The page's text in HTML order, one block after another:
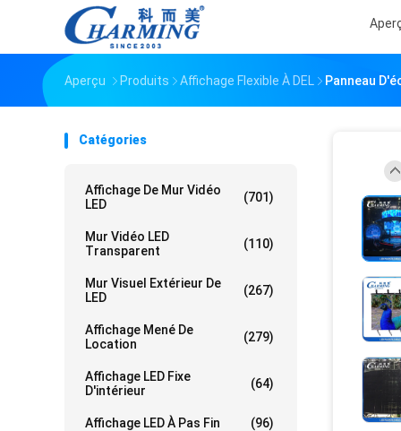
Aperçu Produits Affichage Flexible À DEL Panneau
Catégories
Affichage De Mur Vidéo
LED
(701)
Mur Vidéo LED
Transparent
(110)
Mur Visuel Extérieur De
LED
(267)
Affichage Mené De
Location
(279)
Affichage LED Fixe
D'intérieur
(64)
Affichage LED À Pas Fin (96)